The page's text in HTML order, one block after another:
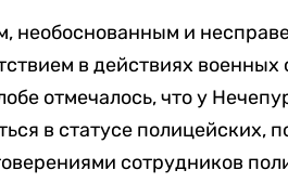
необоснованным и
в действиях военных
отмечалось, что у
в статусе полицейских,
сотрудников